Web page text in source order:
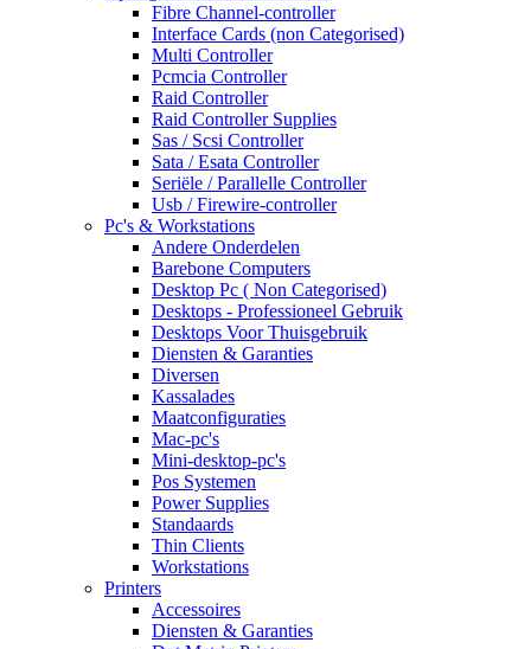
Fibre Channel-controller
Interface Cards (non Categorised)
Multi Controller
Pcmcia Controller
Raid Controller
Raid Controller Supplies
Sas / Scsi Controller
Sata / Esata Controller
Seriële / Parallelle Controller
Usb / Firewire-controller
Pc's & Workstations
Andere Onderdelen
Barebone Computers
Desktop Pc ( Non Categorised)
Desktops - Professioneel Gebruik
Desktops Voor Thuisgebruik
Diensten & Garanties
Diversen
Kassalades
Maatconfiguraties
Mac-pc's
Mini-desktop-pc's
Pos Systemen
Power Supplies
Standaards
Thin Clients
Workstations
Printers
Accessoires
Diensten & Garanties